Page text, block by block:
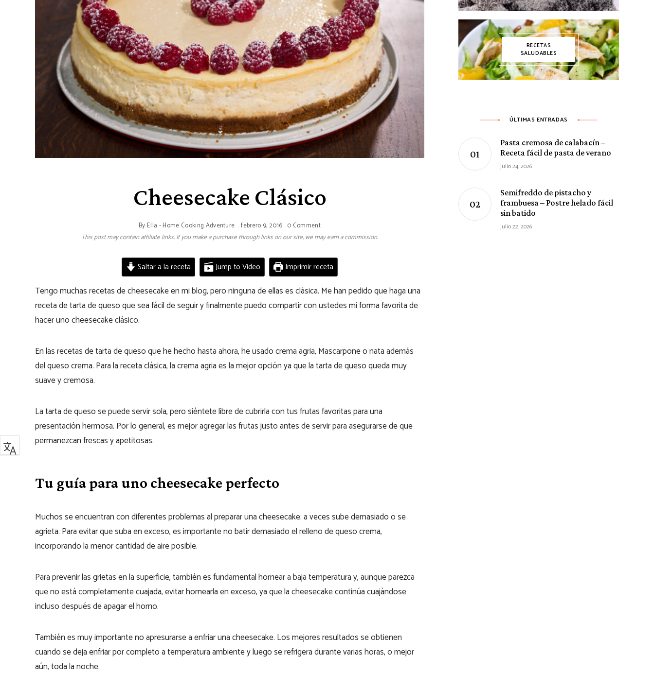
Cheesecake Clásico
By Ella - Home Cooking Adventure febrero 9, 2016 0 Comment
This post may contain affiliate links. If you make a purchase through links on our site, we may earn a commission.
Saltar a la receta Jump to Video Imprimir receta
Tengo muchas recetas de cheesecake en mi blog, pero ninguna de ellas es clásica. Me han pedido que haga una
receta de tarta de queso que sea fácil de seguir y finalmente puedo compartir con ustedes mi forma favorita de
hacer uno cheesecake clásico.
En las recetas de tarta de queso que he hecho hasta ahora, he usado crema agria, Mascarpone o nata además
del queso crema. Para la receta clásica, la crema agria es la mejor opción ya que la tarta de queso queda muy
suave y cremosa.
La tarta de queso se puede servir sola, pero siéntete libre de cubrirla con tus frutas favoritas para una
presentación hermosa. Por lo general, es mejor agregar las frutas justo antes de servir para asegurarse de que
permanezcan frescas y apetitosas.
Tu guía para uno cheesecake perfecto
Muchos se encuentran con diferentes problemas al preparar una cheesecake: a veces sube demasiado o se
agrieta. Para evitar que suba en exceso, es importante no batir demasiado el relleno de queso crema,
incorporando la menor cantidad de aire posible.
Para prevenir las grietas en la superficie, también es fundamental hornear a baja temperatura y, aunque parezca
que no está completamente cuajada, evitar hornearla en exceso, ya que la cheesecake continúa cuajándose
incluso después de apagar el horno.
También es muy importante no apresurarse a enfriar una cheesecake. Los mejores resultados se obtienen
cuando se deja enfriar por completo a temperatura ambiente y luego se refrigera durante varias horas, o mejor
aún, toda la noche.
RECETAS
SALUDABLES
ÚLTIMAS ENTRADAS
Pasta cremosa de calabacín –
Receta fácil de pasta de verano
julio 24, 2026
Semifreddo de pistacho y
frambuesa – Postre helado fácil
sin batido
julio 22, 2026